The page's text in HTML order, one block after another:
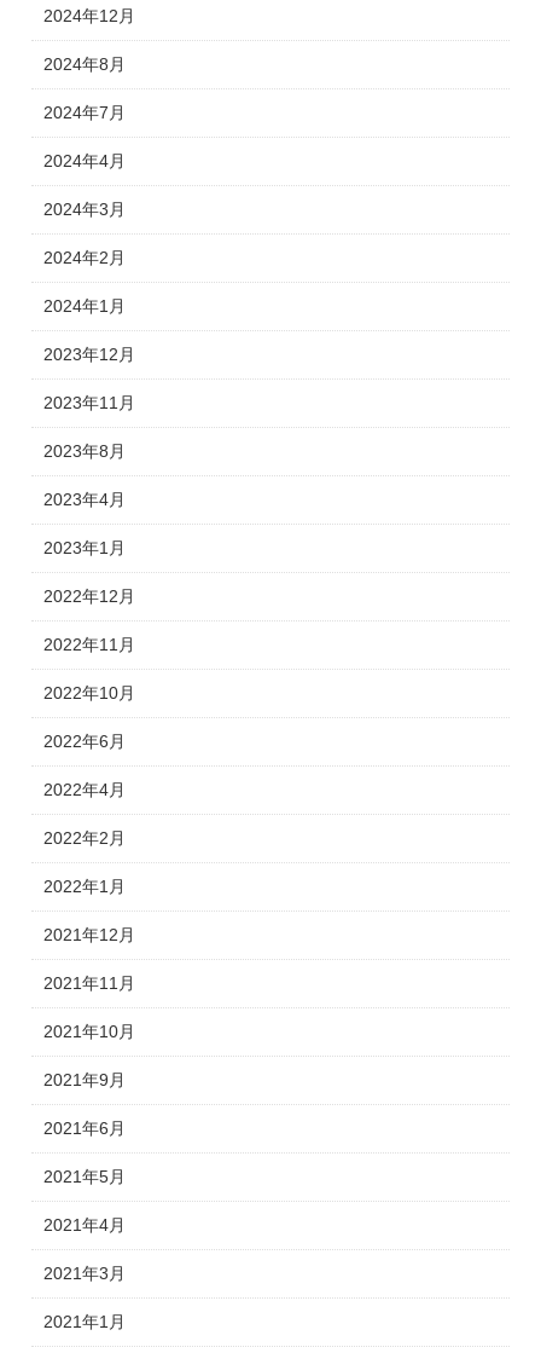
2024年12月
2024年8月
2024年7月
2024年4月
2024年3月
2024年2月
2024年1月
2023年12月
2023年11月
2023年8月
2023年4月
2023年1月
2022年12月
2022年11月
2022年10月
2022年6月
2022年4月
2022年2月
2022年1月
2021年12月
2021年11月
2021年10月
2021年9月
2021年6月
2021年5月
2021年4月
2021年3月
2021年1月